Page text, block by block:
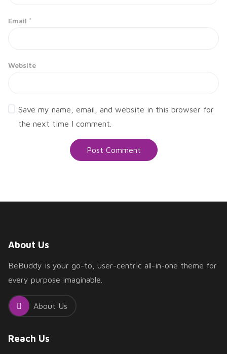
Email *
Website
Save my name, email, and website in this browser for
the next time I comment.
About Us
BeBuddy is your go-to, user-centric all-in-one theme for
every purpose imaginable.
About Us
Reach Us